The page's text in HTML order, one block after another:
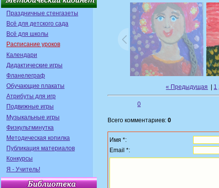
Праздничные стенгазеты
Всё для детского сада
Всё для школы
Расписание уроков
Календари
Дидактические игры
Фланелеграф
Обучающие плакаты
Атрибуты для игр
Подвижные игры
Музыкальные игры
Физкультминутка
Методическая копилка
Публикация материалов
Конкурсы
Я - Учитель!
« Предыдущая 1
0
Всего комментариев: 0
Имя *:
Email *: